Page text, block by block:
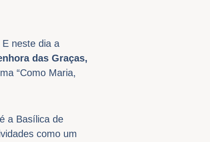
neste dia a
das Graças,
“Como Maria,
a Basílica de
como um